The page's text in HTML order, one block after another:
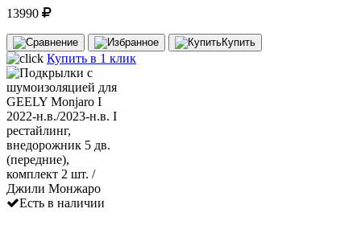
13990
Купить
Купить в 1 клик
Есть в наличии